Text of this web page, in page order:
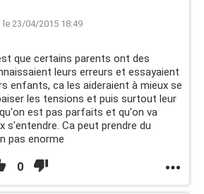
23/04/2015 18:49
que certains parents ont des
leurs erreurs et essayaient
enfants, ca les aideraient à mieux se
les tensions et puis surtout leur
est pas parfaits et qu'on va
s'entendre. Ca peut prendre du
pas enorme
0